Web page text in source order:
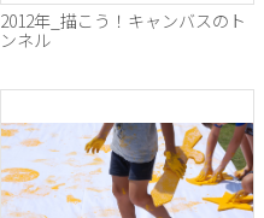
2012年_描こう！キャンバスのト
ンネル